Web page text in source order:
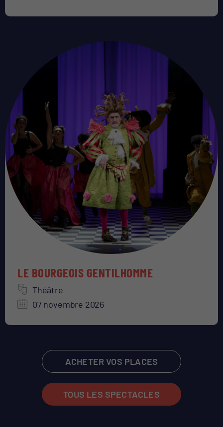
LE BOURGEOIS GENTILHOMME
Théâtre
07 novembre 2026
ACHETER VOS PLACES
TOUS LES SPECTACLES